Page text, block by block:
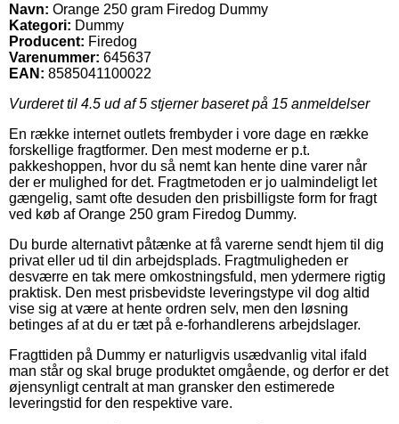
Navn: Orange 250 gram Firedog Dummy
Kategori: Dummy
Producent: Firedog
Varenummer: 645637
EAN: 8585041100022
Vurderet til 4.5 ud af 5 stjerner baseret på 15 anmeldelser
En række internet outlets frembyder i vore dage en række
forskellige fragtformer. Den mest moderne er p.t.
pakkeshoppen, hvor du så nemt kan hente dine varer når
der er mulighed for det. Fragtmetoden er jo ualmindeligt let
gængelig, samt ofte desuden den prisbilligste form for fragt
ved køb af Orange 250 gram Firedog Dummy.
Du burde alternativt påtænke at få varerne sendt hjem til dig
privat eller ud til din arbejdsplads. Fragtmuligheden er
desværre en tak mere omkostningsfuld, men ydermere rigtig
praktisk. Den mest prisbevidste leveringstype vil dog altid
vise sig at være at hente ordren selv, men den løsning
betinges af at du er tæt på e-forhandlerens arbejdslager.
Fragttiden på Dummy er naturligvis usædvanlig vital ifald
man står og skal bruge produktet omgående, og derfor er det
øjensynligt centralt at man gransker den estimerede
leveringstid for den respektive vare.